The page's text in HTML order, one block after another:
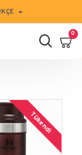
0
Tükendi